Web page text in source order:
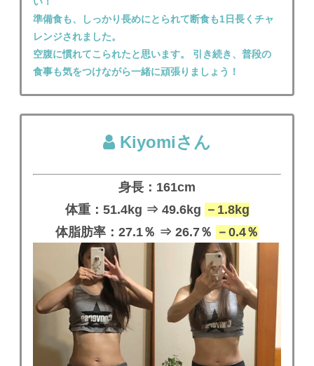
準備食も、しっかり長めにとられて断食も1日長くチャ
レンジされました。
空腹に慣れてこられたと思います。 引き続き、普段の
食事も気をつけながら一緒に頑張りましょう！
Kiyomiさん
身長：161cm
体重：51.4kg ⇒ 49.6kg －1.8kg
体脂肪率：27.1％ ⇒ 26.7％ －0.4％